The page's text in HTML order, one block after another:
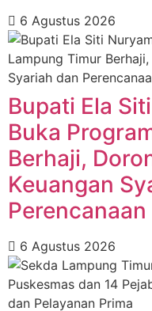
6 Agustus 2026
Bupati Ela
Buka
Berhaji,
Keuangan
6 Agustus 2026